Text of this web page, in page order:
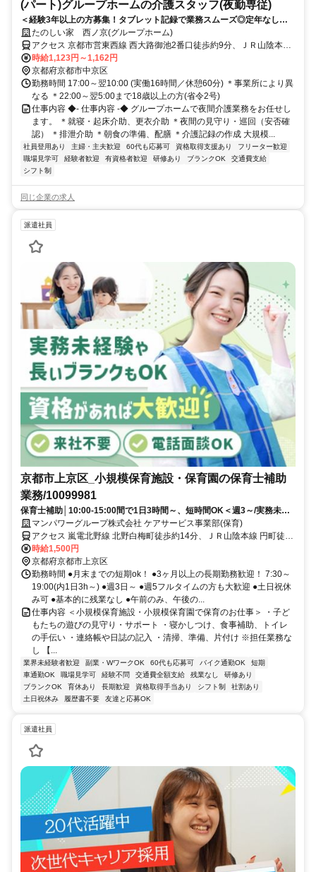
(パート)グループホームの介護スタッフ(夜勤専従)
＜経験3年以上の方募集！タブレット記録で業務スムーズ◎定年なしで
長く稼げる夜勤専従＞「経験を活かして、効率よく高収入を得たい」 そ
んなあなたに最適なお仕事です。週1回から、無理なくしっかり稼ぎま
せんか？
たのしい家 西ノ京(グループホーム)
アクセス 京都市営東西線 西大路御池2番口徒歩約9分、ＪＲ山陰本線
円町徒歩約10分、京都市営東西線 二条3番口徒歩約10分 JR・京都市
営地下鉄「二条」駅から徒歩約13分
時給1,123円～1,162円
京都府京都市中京区
勤務時間 17:00～翌10:00 (実働16時間／休憩60分) ＊事業所により異
なる ＊22:00～翌5:00まで18歳以上の方(省令2号)
仕事内容 ◆- 仕事内容 -◆ グループホームで夜間介護業務をお任せし
ます。 ＊就寝・起床介助、更衣介助 ＊夜間の見守り・巡回（安否確
認） ＊排泄介助 ＊朝食の準備、配膳 ＊介護記録の作成 大規模...
社員登用あり 主婦・主夫歓迎 60代も応募可 資格取得支援あり
フリーター歓迎
職場見学可
経験者歓迎 有資格者歓迎 研修あり ブランクOK
交通費支給
シフト制
同じ企業の求人
派遣社員
京都市上京区_小規模保育施設・保育園の保育士補助
業務/10099981
保育士補助│10:00-15:00間で1日3時間～、短時間OK＜週3～/実務未経
験OK＞日払いOK
マンパワーグループ株式会社 ケアサービス事業部(保育)
アクセス 嵐電北野線 北野白梅町徒歩約14分、ＪＲ山陰本線 円町徒歩
約15分、京都市営東西線 二条1番口徒歩約18分 車・バイク通勤OK(派
遣先による)
時給1,500円
京都府京都市上京区
勤務時間 ●月末までの短期ok！ ●3ヶ月以上の長期勤務歓迎！ 7:30～
19:00(内1日3h～) ●週3日～ ●週5フルタイムの方も大歓迎 ●土日祝休
み可 ●基本的に残業なし ●午前のみ、午後の...
仕事内容 ＜小規模保育施設・小規模保育園で保育のお仕事＞ ・子ど
もたちの遊びの見守り・サポート ・寝かしつけ、食事補助、トイレ
の手伝い ・連絡帳や日誌の記入 ・清掃、準備、片付け ※担任業務な
し 【...
業界未経験者歓迎 副業・WワークOK 60代も応募可 バイク通勤OK
短期
車通勤OK
職場見学可 経験不問 交通費全額支給 残業なし
研修あり
ブランクOK
育休あり 長期歓迎 資格取得手当あり シフト制
社割あり
土日祝休み
履歴書不要 友達と応募OK
派遣社員